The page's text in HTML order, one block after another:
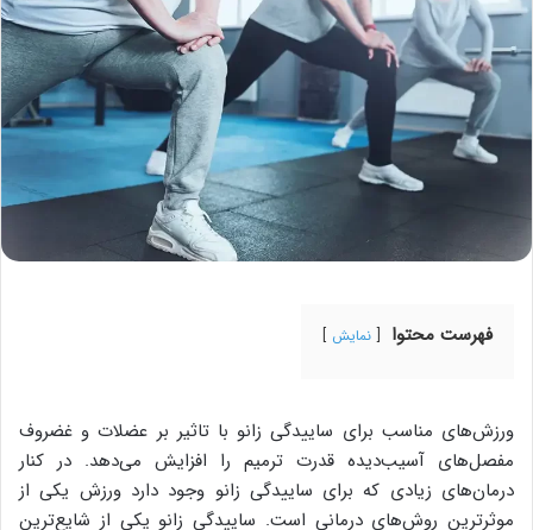
فهرست محتوا نمایش
ورزش‌های مناسب برای ساییدگی زانو با تاثیر بر عضلات و غضروف
مفصل‌های آسیب‌دیده قدرت ترمیم را افزایش می‌دهد. در کنار
درمان‌های زیادی که برای ساییدگی زانو وجود دارد ورزش یکی از
موثر‌ترین روش‌های درمانی است. ساییدگی زانو یکی از شایع‌ترین